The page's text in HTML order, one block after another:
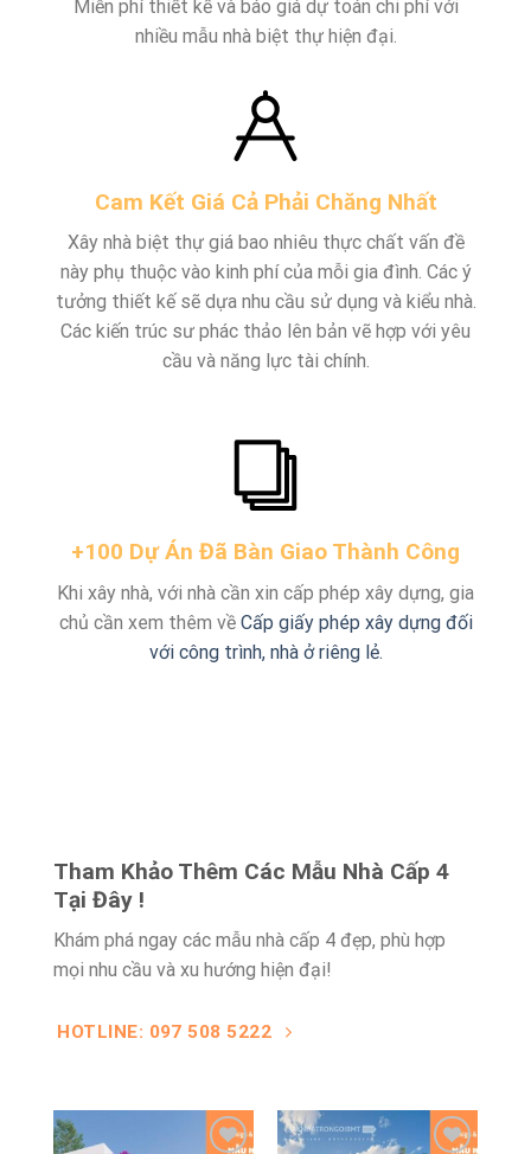
Miễn phí thiết kế và báo giá dự toán chi phí với
nhiều mẫu nhà biệt thự hiện đại.
Cam Kết Giá Cả Phải Chăng Nhất
Xây nhà biệt thự giá bao nhiêu thực chất vấn đề
này phụ thuộc vào kinh phí của mỗi gia đình. Các ý
tưởng thiết kế sẽ dựa nhu cầu sử dụng và kiểu nhà.
Các kiến trúc sư phác thảo lên bản vẽ hợp với yêu
cầu và năng lực tài chính.
+100 Dự Án Đã Bàn Giao Thành Công
Khi xây nhà, với nhà cần xin cấp phép xây dựng, gia
chủ cần xem thêm về Cấp giấy phép xây dựng đối
với công trình, nhà ở riêng lẻ.
Tham Khảo Thêm Các Mẫu Nhà Cấp 4
Tại Đây !
Khám phá ngay các mẫu nhà cấp 4 đẹp, phù hợp
mọi nhu cầu và xu hướng hiện đại!
HOTLINE: 097 508 5222